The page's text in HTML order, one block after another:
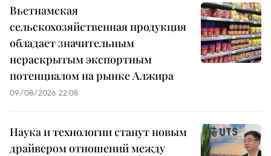
Вьетнамская
сельскохозяйственная продукция
обладает значительным
нераскрытым экспортным
потенциалом на рынке Алжира
09/08/2026 22:08
Наука и технологии станут новым
драйвером отношений между